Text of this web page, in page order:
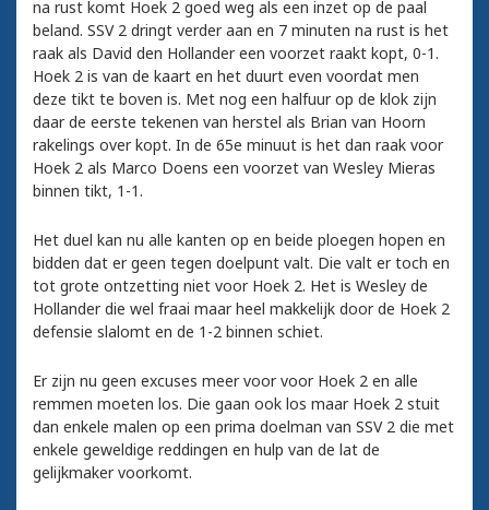
na rust komt Hoek 2 goed weg als een inzet op de paal
beland. SSV 2 dringt verder aan en 7 minuten na rust is het
raak als David den Hollander een voorzet raakt kopt, 0-1.
Hoek 2 is van de kaart en het duurt even voordat men
deze tikt te boven is. Met nog een halfuur op de klok zijn
daar de eerste tekenen van herstel als Brian van Hoorn
rakelings over kopt. In de 65e minuut is het dan raak voor
Hoek 2 als Marco Doens een voorzet van Wesley Mieras
binnen tikt, 1-1.
Het duel kan nu alle kanten op en beide ploegen hopen en
bidden dat er geen tegen doelpunt valt. Die valt er toch en
tot grote ontzetting niet voor Hoek 2. Het is Wesley de
Hollander die wel fraai maar heel makkelijk door de Hoek 2
defensie slalomt en de 1-2 binnen schiet.
Er zijn nu geen excuses meer voor voor Hoek 2 en alle
remmen moeten los. Die gaan ook los maar Hoek 2 stuit
dan enkele malen op een prima doelman van SSV 2 die met
enkele geweldige reddingen en hulp van de lat de
gelijkmaker voorkomt.